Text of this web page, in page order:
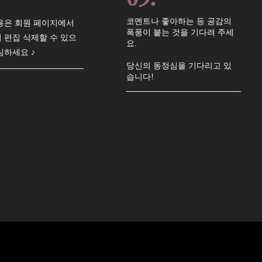
은 회원 페이지에서
편집 삭제할 수 있으
하세요 ♪
코멘트나 좋아하는 등 공감의
폭풍이 붙는 것을 기다려 주세
요.
당신의 동정심을 기다리고 있
습니다!